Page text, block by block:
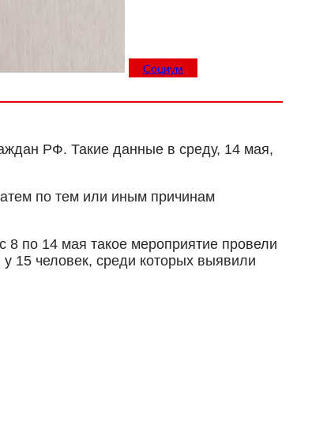
Социум
РФ. Такие данные в среду, 14 мая,
по тем или иным причинам
по 14 мая такое мероприятие провели
15 человек, среди которых выявили